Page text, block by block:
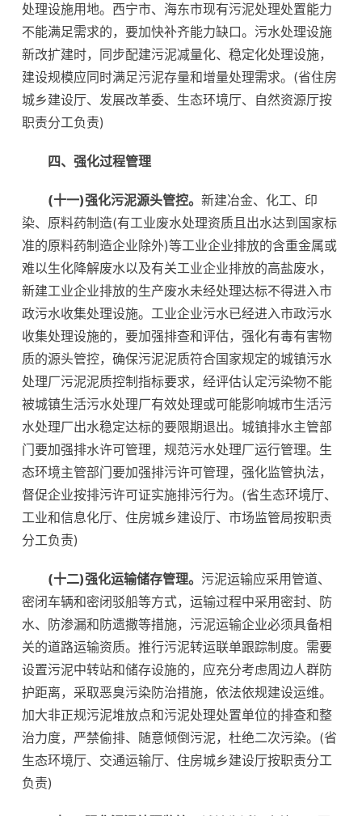
处理设施用地。西宁市、海东市现有污泥处理处置能力
不能满足需求的，要加快补齐能力缺口。污水处理设施
新改扩建时，同步配建污泥减量化、稳定化处理设施，
建设规模应同时满足污泥存量和增量处理需求。(省住房
城乡建设厅、发展改革委、生态环境厅、自然资源厅按
职责分工负责)
四、强化过程管理
(十一)强化污泥源头管控。 新建冶金、化工、印
染、原料药制造(有工业废水处理资质且出水达到国家标
准的原料药制造企业除外)等工业企业排放的含重金属或
难以生化降解废水以及有关工业企业排放的高盐废水，
新建工业企业排放的生产废水未经处理达标不得进入市
政污水收集处理设施。工业企业污水已经进入市政污水
收集处理设施的，要加强排查和评估，强化有毒有害物
质的源头管控，确保污泥泥质符合国家规定的城镇污水
处理厂污泥泥质控制指标要求，经评估认定污染物不能
被城镇生活污水处理厂有效处理或可能影响城市生活污
水处理厂出水稳定达标的要限期退出。城镇排水主管部
门要加强排水许可管理，规范污水处理厂运行管理。生
态环境主管部门要加强排污许可管理，强化监管执法，
督促企业按排污许可证实施排污行为。(省生态环境厅、
工业和信息化厅、住房城乡建设厅、市场监管局按职责
分工负责)
(十二)强化运输储存管理。 污泥运输应采用管道、
密闭车辆和密闭驳船等方式，运输过程中采用密封、防
水、防渗漏和防遗撒等措施，污泥运输企业必须具备相
关的道路运输资质。推行污泥转运联单跟踪制度。需要
设置污泥中转站和储存设施的，应充分考虑周边人群防
护距离，采取恶臭污染防治措施，依法依规建设运维。
加大非正规污泥堆放点和污泥处理处置单位的排查和整
治力度，严禁偷排、随意倾倒污泥，杜绝二次污染。(省
生态环境厅、交通运输厅、住房城乡建设厅按职责分工
负责)